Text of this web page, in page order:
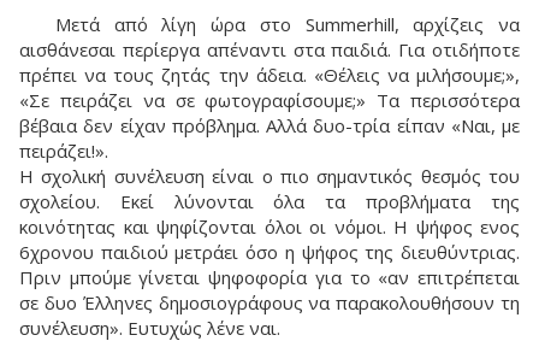
Μετά από λίγη ώρα στο Summerhill, αρχίζεις να
αισθάνεσαι περίεργα απέναντι στα παιδιά. Για οτιδήποτε
πρέπει να τους ζητάς την άδεια. «Θέλεις να μιλήσουμε;»,
«Σε πειράζει να σε φωτογραφίσουμε;» Τα περισσότερα
βέβαια δεν είχαν πρόβλημα. Αλλά δυο-τρία είπαν «Ναι, με
πειράζει!».
Η σχολική συνέλευση είναι ο πιο σημαντικός θεσμός του
σχολείου. Εκεί λύνονται όλα τα προβλήματα της
κοινότητας και ψηφίζονται όλοι οι νόμοι. Η ψήφος ενος
6χρονου παιδιού μετράει όσο η ψήφος της διευθύντριας.
Πριν μπούμε γίνεται ψηφοφορία για το «αν επιτρέπεται
σε δυο Έλληνες δημοσιογράφους να παρακολουθήσουν τη
συνέλευση». Ευτυχώς λένε ναι.